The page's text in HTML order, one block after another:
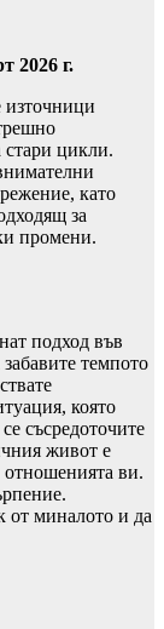
2026 г.
източници
цикли.
като
за
промени.
подход във
темпото
която
съсредоточите
живот е
отношенията ви.
от миналото и да